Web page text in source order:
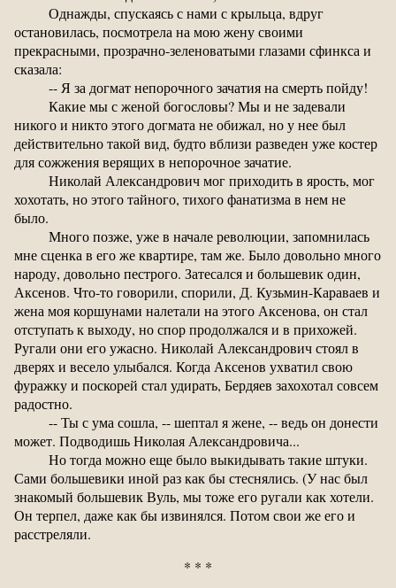
Однажды, спускаясь с нами с крыльца, вдруг
остановилась, посмотрела на мою жену своими
прекрасными, прозрачно-зеленоватыми глазами сфинкса и
сказала:
-- Я за догмат непорочного зачатия на смерть пойду!
Какие мы с женой богословы? Мы и не задевали
никого и никто этого догмата не обижал, но у нее был
действительно такой вид, будто вблизи разведен уже костер
для сожжения верящих в непорочное зачатие.
Николай Александрович мог приходить в ярость, мог
хохотать, но этого тайного, тихого фанатизма в нем не
было.
Много позже, уже в начале революции, запомнилась
мне сценка в его же квартире, там же. Было довольно много
народу, довольно пестрого. Затесался и большевик один,
Аксенов. Что-то говорили, спорили, Д. Кузьмин-Караваев и
жена моя коршунами налетали на этого Аксенова, он стал
отступать к выходу, но спор продолжался и в прихожей.
Ругали они его ужасно. Николай Александрович стоял в
дверях и весело улыбался. Когда Аксенов ухватил свою
фуражку и поскорей стал удирать, Бердяев захохотал совсем
радостно.
-- Ты с ума сошла, -- шептал я жене, -- ведь он донести
может. Подводишь Николая Александровича...
Но тогда можно еще было выкидывать такие штуки.
Сами большевики иной раз как бы стеснялись. (У нас был
знакомый большевик Вуль, мы тоже его ругали как хотели.
Он терпел, даже как бы извинялся. Потом свои же его и
расстреляли.
* * *